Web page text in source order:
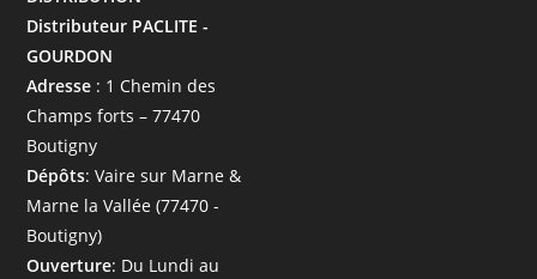
Distributeur PACLITE -
GOURDON
Adresse : 1 Chemin des
Champs forts – 77470
Boutigny
Dépôts: Vaire sur Marne &
Marne la Vallée (77470 -
Boutigny)
Ouverture: Du Lundi au